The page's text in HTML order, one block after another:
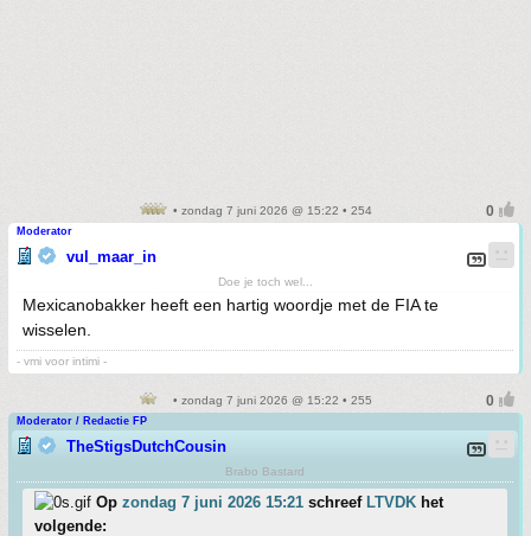
• zondag 7 juni 2026 @ 15:22 • 254
Moderator
vul_maar_in
Doe je toch wel...
Mexicanobakker heeft een hartig woordje met de FIA te
wisselen.
- vmi voor intimi -
• zondag 7 juni 2026 @ 15:22 • 255
Moderator / Redactie FP
TheStigsDutchCousin
Brabo Bastard
Op zondag 7 juni 2026 15:21 schreef LTVDK het
volgende: